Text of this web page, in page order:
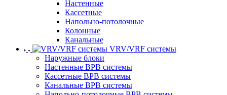
Настенные
Кассетные
Напольно-потолочные
Колонные
Канальные
VRV/VRF системы
Наружные блоки
Настенные ВРВ системы
Кассетные ВРВ системы
Канальные ВРВ системы